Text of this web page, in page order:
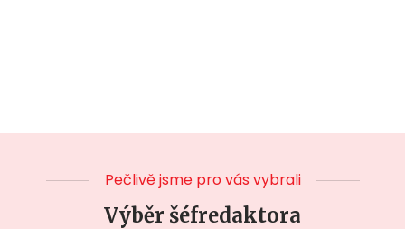
Pečlivě jsme pro vás vybrali
Výběr šéfredaktora